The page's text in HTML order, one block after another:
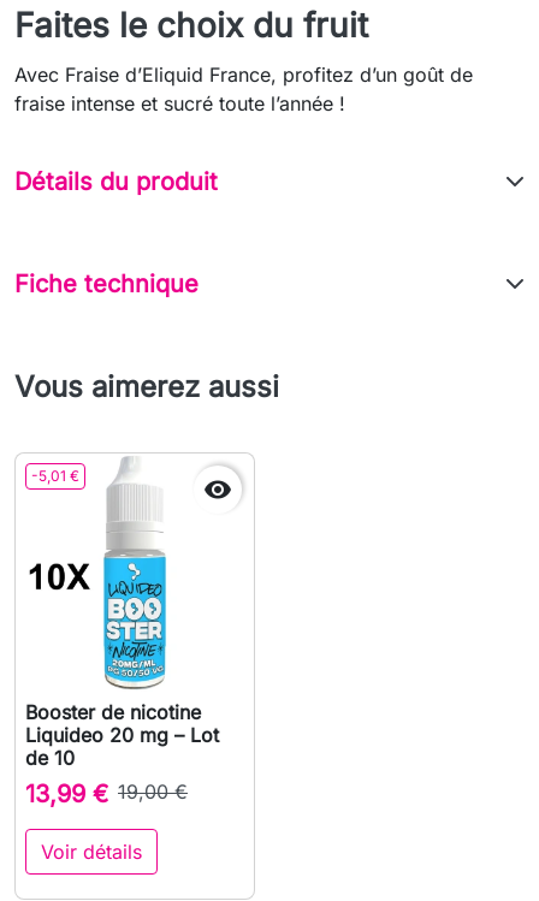
Faites le choix du fruit
Avec Fraise d’Eliquid France, profitez d’un goût de
fraise intense et sucré toute l’année !
Détails du produit
Fiche technique
Vous aimerez aussi
-5,01 € 
Booster de nicotine
Liquideo 20 mg – Lot
de 10
13,99 € 19,00 €
Voir détails